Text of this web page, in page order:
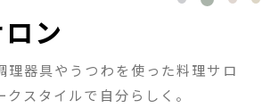
食だから、暮らしの真ん中にキッチ
好き
ウトドアリビングの感覚で、家は
プ日和。
ン
理器具やうつわを使った料理サロ
クスタイルで自分らしく。
ある暮らし
が趣味になる。これからは夫婦で新
でいく。
食だから、暮らしの真ん中にキッチ
好き
ウトドアリビングの感覚で、家は
プ日和。